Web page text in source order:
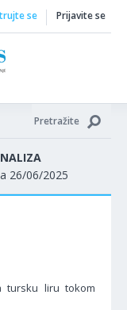
se Prijavite se
Pretražite
26/06/2025
tursku liru tokom